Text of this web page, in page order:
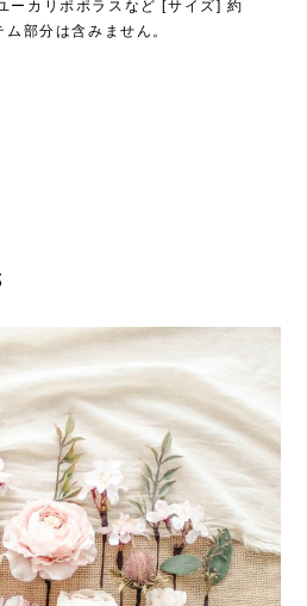
ーカリポポラスなど [サイズ] 約
部分は含みません。